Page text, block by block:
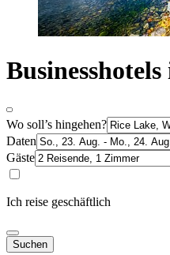
Wo soll’s hingehen?
Daten
Gäste
Ich reise geschäftlich
Suchen